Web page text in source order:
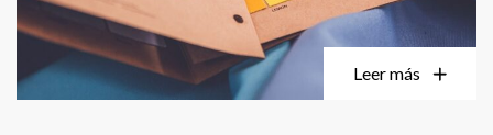
Leer más